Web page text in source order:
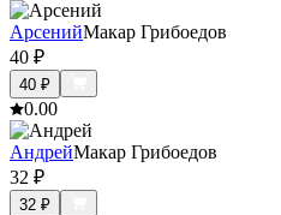
АрсенийМакар Грибоедов
40 ₽
40 ₽
0.00
АндрейМакар Грибоедов
32 ₽
32 ₽